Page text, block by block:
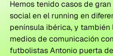
Hemos tenido casos de
social en el running en
península ibérica, y
medios de comunicación
futbolistas Antonio puerta